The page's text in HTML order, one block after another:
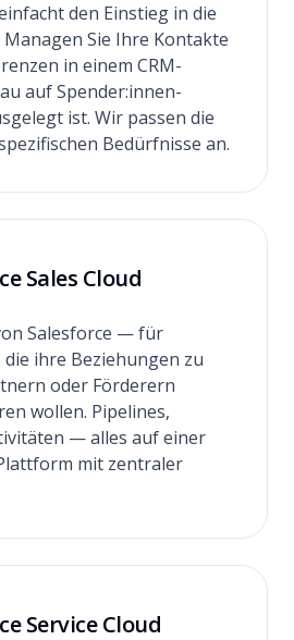
den Einstieg in die
Sie Ihre Kontakte
in einem CRM-
auf Spender:innen-
ist. Wir passen die
Bedürfnisse an.
Sales Cloud
Salesforce — für
ihre Beziehungen zu
oder Förderern
wollen. Pipelines,
— alles auf einer
mit zentraler
Service Cloud